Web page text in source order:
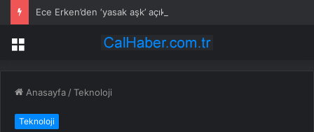
Menü
Anasayfa /Teknoloji
Teknoloji